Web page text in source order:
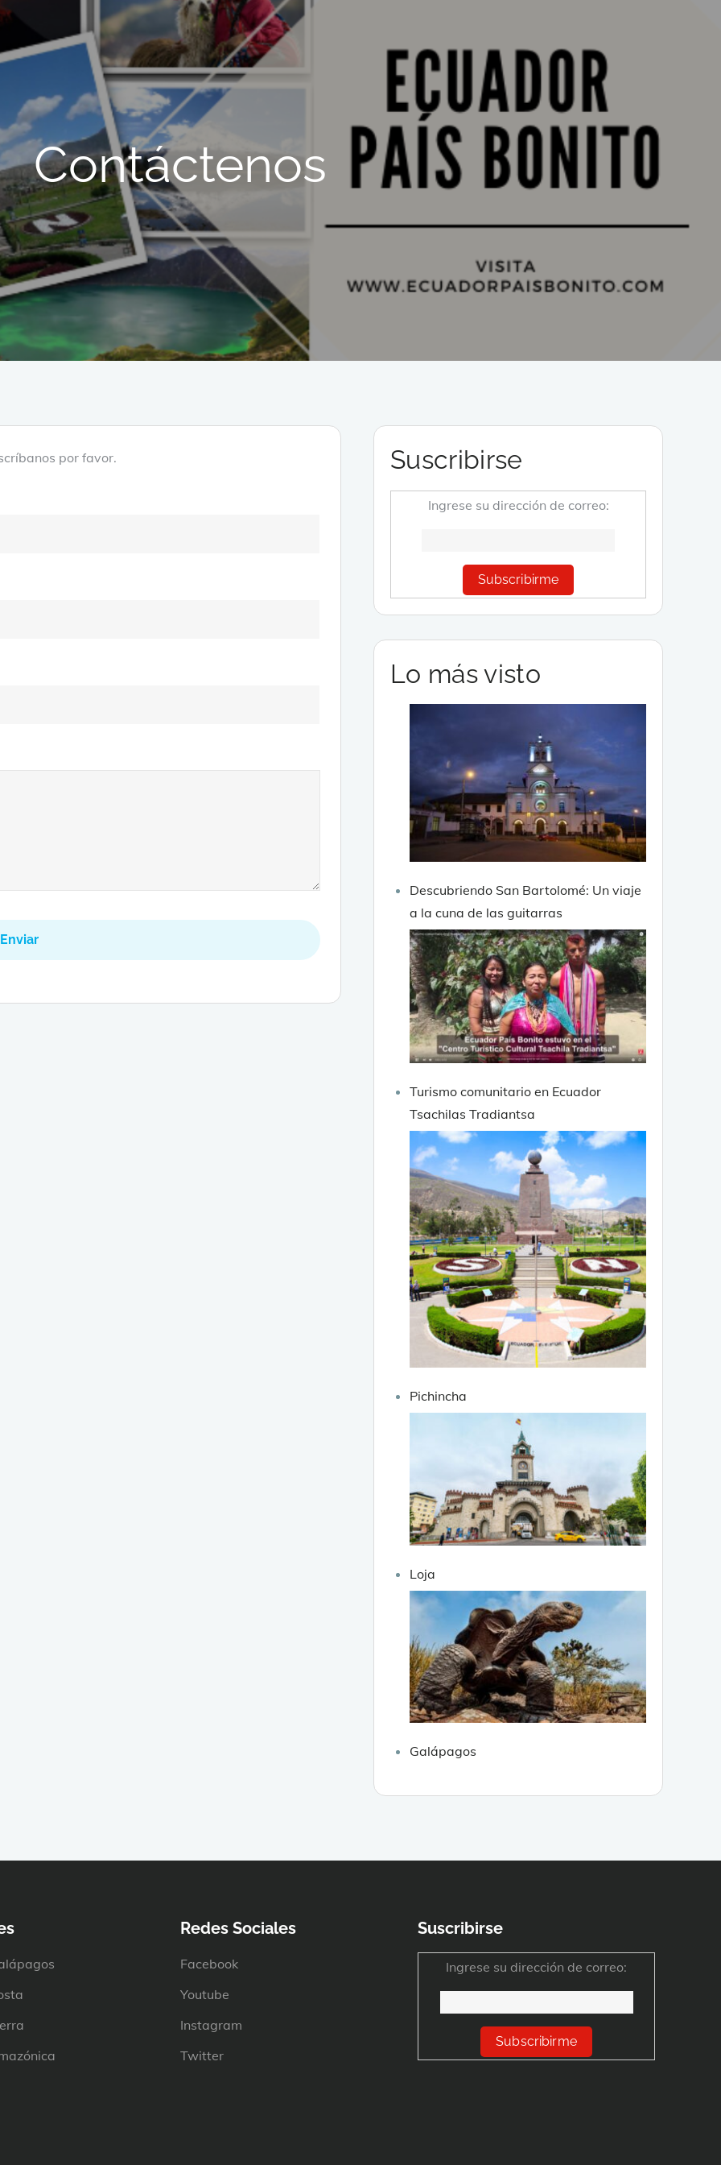
Contáctenos
por favor. Suscribirse
Ingrese su dirección de correo:
Lo más visto
Descubriendo San Bartolomé: Un viaje
a la cuna de las guitarras
Turismo comunitario en Ecuador
Tsachilas Tradiantsa
Pichincha
Loja
Galápagos
Redes Sociales
Facebook
Youtube
Instagram
Twitter
Suscribirse
Ingrese su dirección de correo: